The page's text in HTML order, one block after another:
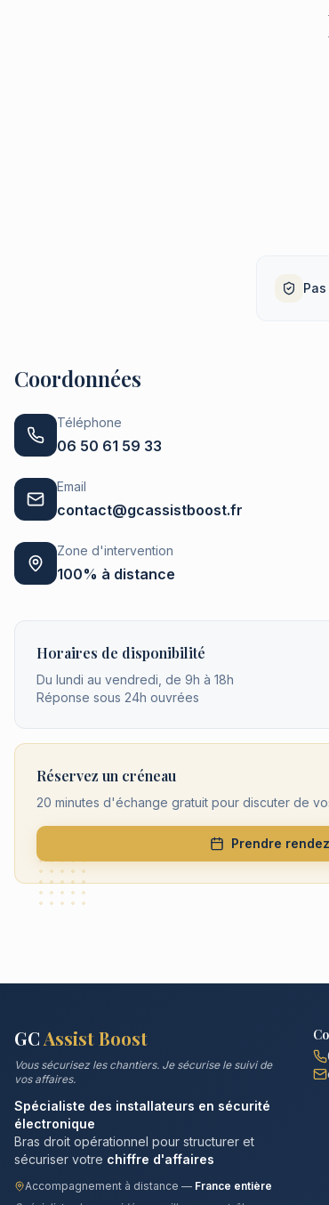
Coordonnées
Téléphone
06 50 61 59 33
Email
contact@gcassistboost.fr
Zone d'intervention
100% à distance
Horaires de disponibilité
Du lundi au vendredi, de 9h à 18h
Réponse sous 24h ouvrées
Réservez un créneau
20 minutes d'échange gratuit pour discuter de
Prendre
GCAssist Boost
Vous sécurisez les chantiers. Je sécurise le suivi de
vos affaires.
Spécialiste des installateurs en sécurité
électronique
Bras droit opérationnel pour structurer et
sécuriser votre chiffre d'affaires
Accompagnement à distance — France entière